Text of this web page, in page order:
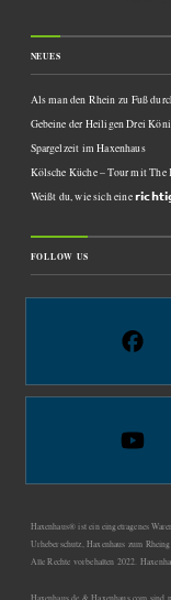
NEUES
Als man den Rhein zu Fuß
Gebeine der Heiligen Drei
Spargelzeit im Haxenhaus
Kölsche Küche – Tour mit The
Weißt du, wie sich eine
FOLLOW US
Haxenhaus® ist ein eingetragenes
Urheberschutz, Haxenhaus zum
Alle Rechte vorbehalten 2022.
Haxenhaus.de & Haxenhaus.com